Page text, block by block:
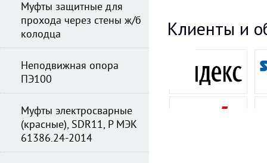
Клиенты и
Муфты защитные для
прохода через стены ж/б
колодца
Неподвижная опора
ПЭ100
Муфты электросварные
(красные), SDR11, Р МЭК
61386.24-2014